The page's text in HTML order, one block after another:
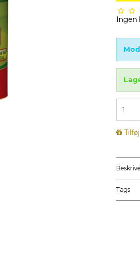
Ingen
Tags